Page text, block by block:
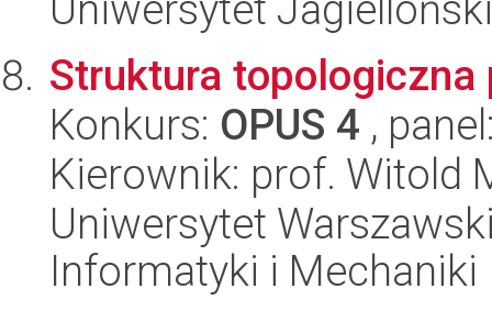
Struktura
Konkurs: OPUS 4 ,
Kierownik: prof. Witold
Uniwersytet
Informatyki i Mechaniki